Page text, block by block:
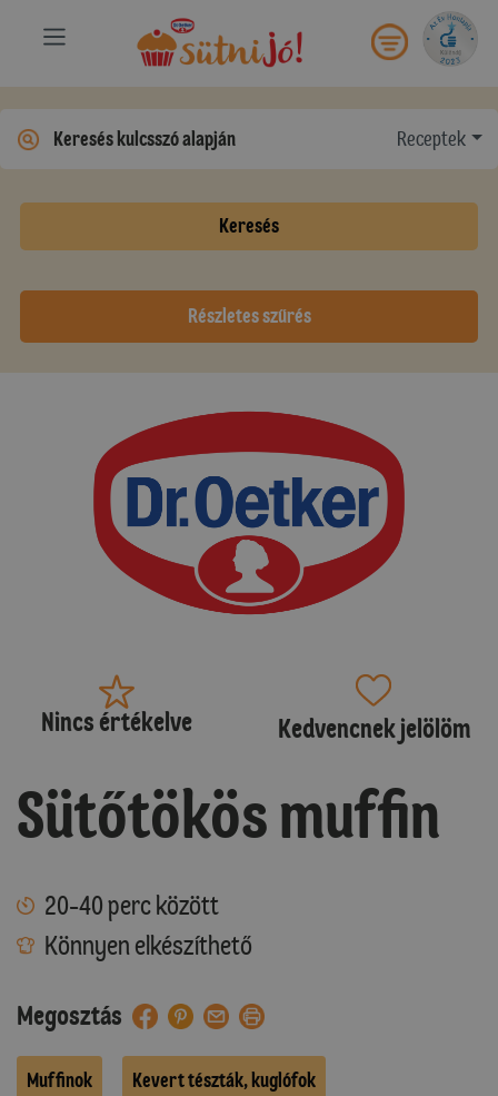
Receptek
Keresés
Részletes szűrés
Nincs értékelve Kedvencnek jelölöm
Sütőtökös muffin
20-40 perc között
Könnyen elkészíthető
Megosztás
Muffinok Kevert tészták, kuglófok